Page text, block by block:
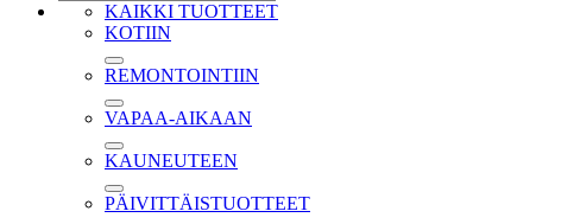
KAIKKI TUOTTEET
KOTIIN
REMONTOINTIIN
VAPAA-AIKAAN
KAUNEUTEEN
PÄIVITTÄISTUOTTEET